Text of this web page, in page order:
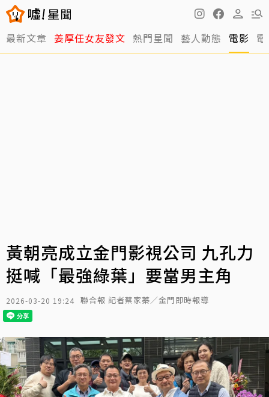
最新文章 姜厚任女友發文 熱門星聞 藝人動態 電影
黃朝亮成立金門影視公司 九孔力
挺喊「最強綠葉」要當男主角
2026-03-20 19:24 聯合報 記者蔡家蓁／金門即時報導